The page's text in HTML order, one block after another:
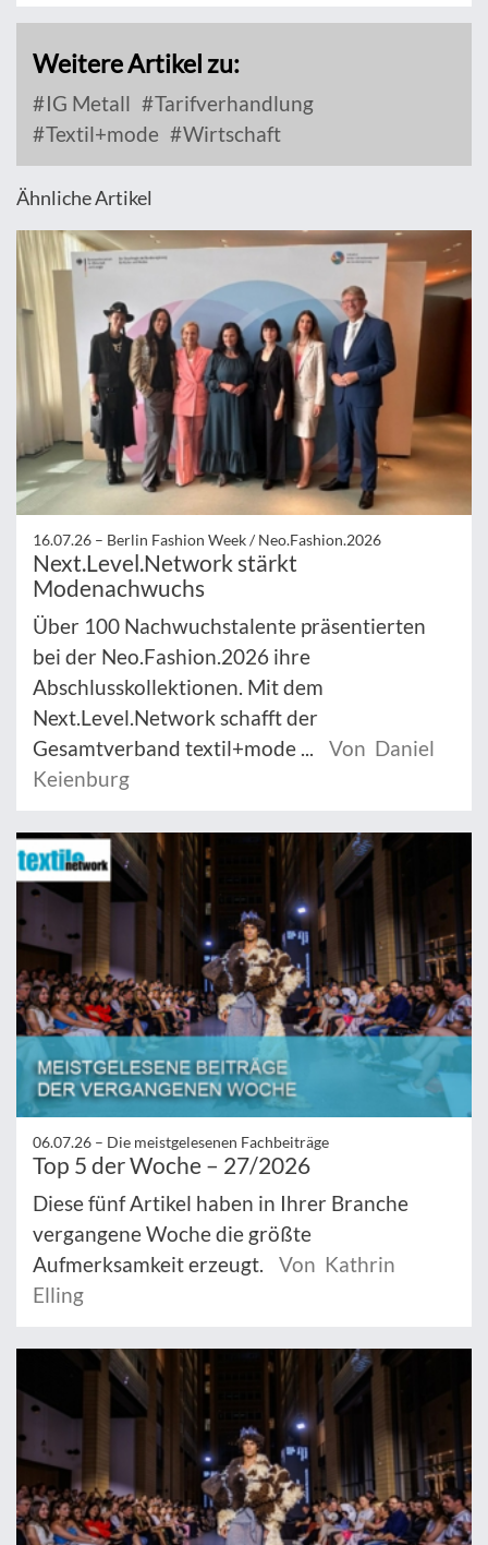
Weitere Artikel zu:
IG Metall
Tarifverhandlung
Textil+mode
Wirtschaft
Ähnliche Artikel
16.07.26 – Berlin Fashion Week / Neo.Fashion.2026
Next.Level.Network stärkt
Modenachwuchs
Über 100 Nachwuchstalente präsentierten
bei der Neo.Fashion.2026 ihre
Abschlusskollektionen. Mit dem
Next.Level.Network schafft der
Gesamtverband textil+mode ...
Von Daniel
Keienburg
06.07.26 – Die meistgelesenen Fachbeiträge
Top 5 der Woche – 27/2026
Diese fünf Artikel haben in Ihrer Branche
vergangene Woche die größte
Aufmerksamkeit erzeugt.
Von Kathrin
Elling